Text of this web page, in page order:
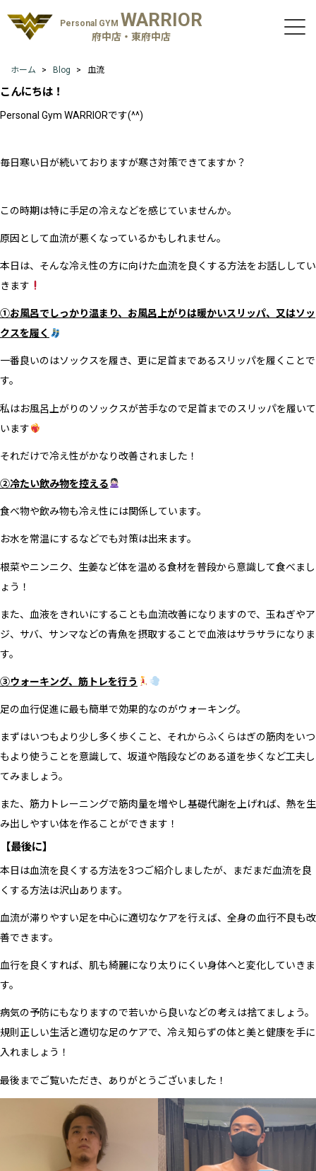
Personal GYM WARRIOR
府中店・東府中店
ホーム Blog 血流
こんにちは！
Personal Gym WARRIORです(^^)
毎日寒い日が続いておりますが寒さ対策できてますか？
この時期は特に手足の冷えなどを感じていませんか。
原因として血流が悪くなっているかもしれません。
本日は、そんな冷え性の方に向けた血流を良くする方法をお話ししてい
きます
①お風呂でしっかり温まり、お風呂上がりは暖かいスリッパ、又はソッ
クスを履く
一番良いのはソックスを履き、更に足首まであるスリッパを履くことで
す。
私はお風呂上がりのソックスが苦手なので足首までのスリッパを履いて
います
それだけで冷え性がかなり改善されました！
②冷たい飲み物を控える
食べ物や飲み物も冷え性には関係しています。
お水を常温にするなどでも対策は出来ます。
根菜やニンニク、生姜など体を温める食材を普段から意識して食べまし
ょう！
また、血液をきれいにすることも血流改善になりますので、玉ねぎやア
ジ、サバ、サンマなどの青魚を摂取することで血液はサラサラになりま
す。
③ウォーキング、筋トレを行う
足の血行促進に最も簡単で効果的なのがウォーキング。
まずはいつもより少し多く歩くこと、それからふくらはぎの筋肉をいつ
もより使うことを意識して、坂道や階段などのある道を歩くなど工夫し
てみましょう。
また、筋力トレーニングで筋肉量を増やし基礎代謝を上げれば、熱を生
み出しやすい体を作ることができます！
【最後に】
本日は血流を良くする方法を3つご紹介しましたが、まだまだ血流を良
くする方法は沢山あります。
血流が滞りやすい足を中心に適切なケアを行えば、全身の血行不良も改
善できます。
血行を良くすれば、肌も綺麗になり太りにくい身体へと変化していきま
す。
病気の予防にもなりますので若いから良いなどの考えは捨てましょう。
規則正しい生活と適切な足のケアで、冷え知らずの体と美と健康を手に
入れましょう！
最後までご覧いただき、ありがとうございました！